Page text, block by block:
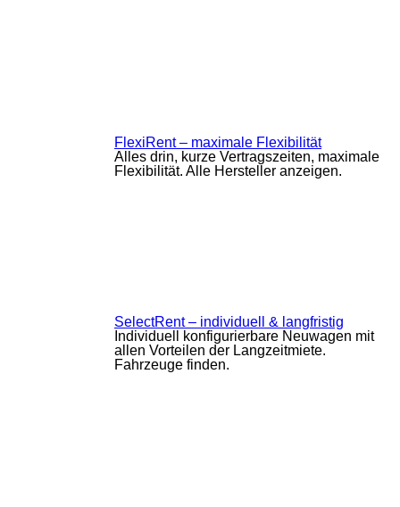
FlexiRent – maximale Flexibilität
Alles drin, kurze Vertragszeiten, maximale
Flexibilität. Alle Hersteller anzeigen.
SelectRent – individuell & langfristig
Individuell konfigurierbare Neuwagen mit
allen Vorteilen der Langzeitmiete.
Fahrzeuge finden.